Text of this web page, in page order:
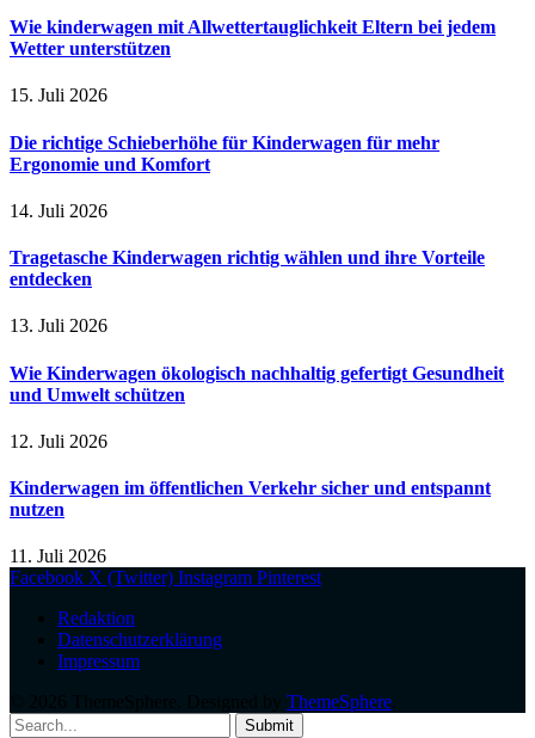
Wie kinderwagen mit Allwettertauglichkeit Eltern bei jedem
Wetter unterstützen
15. Juli 2026
Die richtige Schieberhöhe für Kinderwagen für mehr
Ergonomie und Komfort
14. Juli 2026
Tragetasche Kinderwagen richtig wählen und ihre Vorteile
entdecken
13. Juli 2026
Wie Kinderwagen ökologisch nachhaltig gefertigt Gesundheit
und Umwelt schützen
12. Juli 2026
Kinderwagen im öffentlichen Verkehr sicher und entspannt
nutzen
11. Juli 2026
Facebook X (Twitter) Instagram Pinterest
Redaktion
Datenschutzerklärung
Impressum
ThemeSphere
Submit